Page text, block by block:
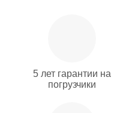
5 лет гарантии на
погрузчики